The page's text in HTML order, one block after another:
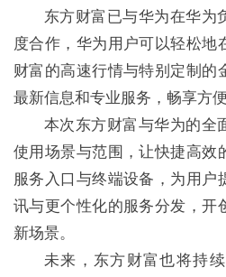
东方财富已与华为在华为
度合作，华为用户可以轻松地
财富的高速行情与特别定制的
最新信息和专业服务，畅享方
本次东方财富与华为的全
使用场景与范围，让快捷高效
服务入口与终端设备，为用户
讯与更个性化的服务分发，开
新场景。
未来，东方财富也将持